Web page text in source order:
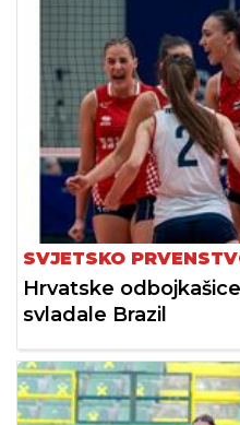
SVJETSKO
Hrvatske
svladale Brazil